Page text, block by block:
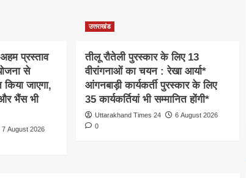
प्रस्ताव
से
किया जाएगा,
और भैंस भी
7 August 2026
उत्तराखंड
तीलू रौतेली पुरस्कार के लिए 13
वीरांगनाओं का चयन : रेखा आर्या*
आंगनबाड़ी कार्यकर्ती पुरस्कार के लिए
35 कार्यकर्तियां भी सम्मानित होंगी*
Uttarakhand Times 24
6 August 2026
0